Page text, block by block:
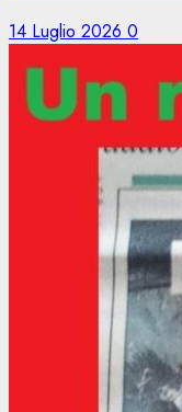
14 Luglio 2026 0